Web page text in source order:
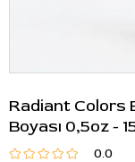
Radiant Colors
Boyası 0,5oz -
0.0